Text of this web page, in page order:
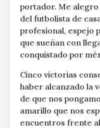
portador. Me
del futbolista de
profesional, espejo
que sueñan con
conquistado por
Cinco victorias
haber alcanzado la
de que nos
amarillo que nos
encuentros frente